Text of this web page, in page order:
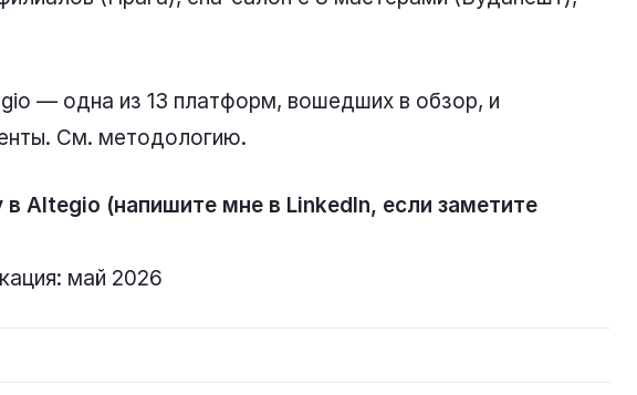
— одна из 13 платформ, вошедших в обзор, и
См. методологию.
Altegio (напишите мне в LinkedIn, если заметите
май 2026